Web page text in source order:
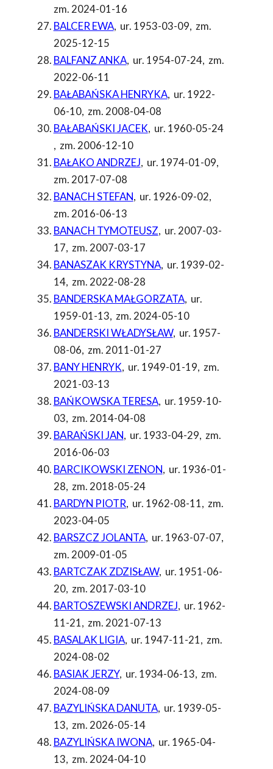
zm. 2024-01-16
BALCER EWA, ur. 1953-03-09, zm.
2025-12-15
BALFANZ ANKA, ur. 1954-07-24, zm.
2022-06-11
BAŁABAŃSKA HENRYKA, ur. 1922-
06-10, zm. 2008-04-08
BAŁABAŃSKI JACEK, ur. 1960-05-24
, zm. 2006-12-10
BAŁAKO ANDRZEJ, ur. 1974-01-09,
zm. 2017-07-08
BANACH STEFAN, ur. 1926-09-02,
zm. 2016-06-13
BANACH TYMOTEUSZ, ur. 2007-03-
17, zm. 2007-03-17
BANASZAK KRYSTYNA, ur. 1939-02-
14, zm. 2022-08-28
BANDERSKA MAŁGORZATA, ur.
1959-01-13, zm. 2024-05-10
BANDERSKI WŁADYSŁAW, ur. 1957-
08-06, zm. 2011-01-27
BANY HENRYK, ur. 1949-01-19, zm.
2021-03-13
BAŃKOWSKA TERESA, ur. 1959-10-
03, zm. 2014-04-08
BARAŃSKI JAN, ur. 1933-04-29, zm.
2016-06-03
BARCIKOWSKI ZENON, ur. 1936-01-
28, zm. 2018-05-24
BARDYN PIOTR, ur. 1962-08-11, zm.
2023-04-05
BARSZCZ JOLANTA, ur. 1963-07-07,
zm. 2009-01-05
BARTCZAK ZDZISŁAW, ur. 1951-06-
20, zm. 2017-03-10
BARTOSZEWSKI ANDRZEJ, ur. 1962-
11-21, zm. 2021-07-13
BASALAK LIGIA, ur. 1947-11-21, zm.
2024-08-02
BASIAK JERZY, ur. 1934-06-13, zm.
2024-08-09
BAZYLIŃSKA DANUTA, ur. 1939-05-
13, zm. 2026-05-14
BAZYLIŃSKA IWONA, ur. 1965-04-
13, zm. 2024-04-10